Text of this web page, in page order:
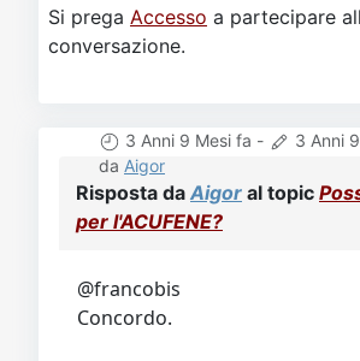
Si prega Accesso a partecipare
conversazione.
3 Anni 9 Mesi fa - 3 Anni
da Aigor
Risposta da Aigor al topic
per l'ACUFENE?
@francobis
Concordo.